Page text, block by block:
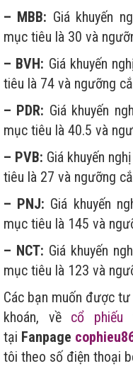
– MBB: Giá khuyến
mục tiêu là 30 và
– BVH: Giá khuyến
tiêu là 74 và ngưỡng
– PDR: Giá khuyến
mục tiêu là 40.5 và
– PVB: Giá khuyến
tiêu là 27 và ngưỡng
– PNJ: Giá khuyến
mục tiêu là 145 và
– NCT: Giá khuyến
mục tiêu là 123 và
Các bạn muốn được
khoán, về cổ phiếu
tại Fanpage
tôi theo số điện thoại